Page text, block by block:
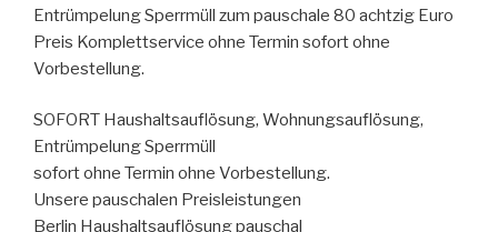
Entrümpelung Sperrmüll zum pauschale 80 achtzig Euro
Preis Komplettservice ohne Termin sofort ohne
Vorbestellung.
SOFORT Haushaltsauflösung, Wohnungsauflösung,
Entrümpelung Sperrmüll
sofort ohne Termin ohne Vorbestellung.
Unsere pauschalen Preisleistungen
Berlin Haushaltsauflösung pauschal